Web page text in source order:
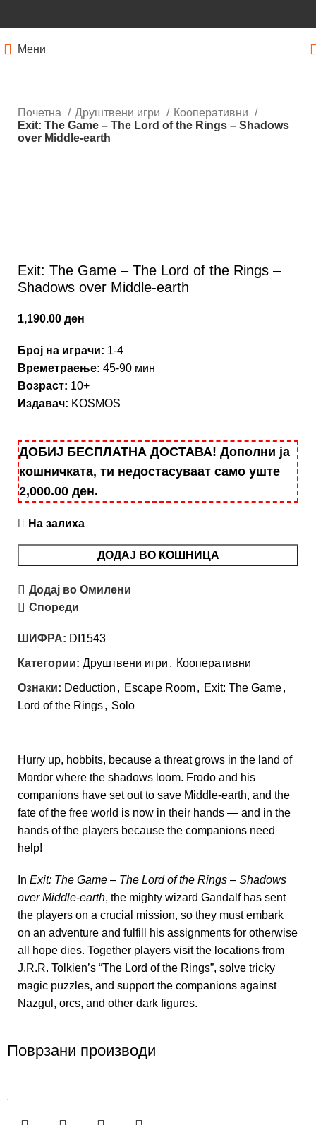
Мени
Почетна Друштвени игри
Кооперативни
Exit: The Game – The Lord of the Rings – Shadows
over Middle-earth
Exit: The Game – The Lord of the Rings –
Shadows over Middle-earth
1,190.00 ден
Броj на играчи: 1-4
Времетраење: 45-90 мин
Возраст: 10+
Издавач: KOSMOS
ДОБИЈ БЕСПЛАТНА ДОСТАВА! Дополни ја
кошничката, ти недостасуваат само уште
2,000.00 ден.
На залиха
ДОДАЈ ВО КОШНИЦА
Додај во Омилени
Спореди
ШИФРА: DI1543
Категории: Друштвени игри , Кооперативни
Ознаки: Deduction , Escape Room, Exit: The Game,
Lord of the Rings, Solo
Hurry up, hobbits, because a threat grows in the land of
Mordor where the shadows loom. Frodo and his
companions have set out to save Middle-earth, and the
fate of the free world is now in their hands — and in the
hands of the players because the companions need
help!
In Exit: The Game – The Lord of the Rings – Shadows
over Middle-earth, the mighty wizard Gandalf has sent
the players on a crucial mission, so they must embark
on an adventure and fulfill his assignments for otherwise
all hope dies. Together players visit the locations from
J.R.R. Tolkien’s “The Lord of the Rings”, solve tricky
magic puzzles, and support the companions against
Nazgul, orcs, and other dark figures.
Поврзани производи